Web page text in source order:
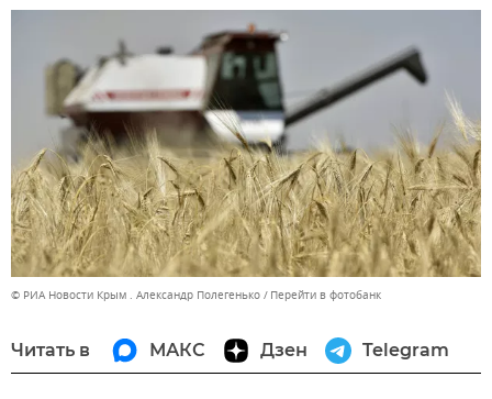
© РИА Новости Крым . Александр Полегенько Перейти в фотобанк
Читать в МАКС Дзен Telegram